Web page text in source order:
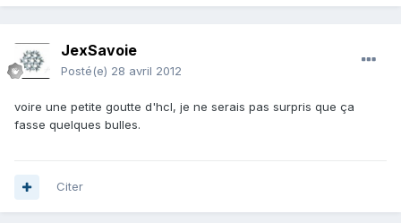
JexSavoie
Posté(e) 28 avril 2012
voire une petite goutte d'hcl, je ne serais pas surpris que ça
fasse quelques bulles.
Citer